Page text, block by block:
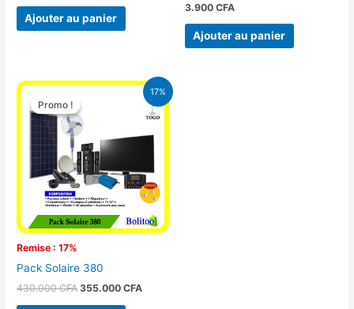
Ajouter au panier
3.900 CFA
Ajouter au panier
17%
Promo !
Remise : 17%
Promo !
Pack Solaire 380
430.000CFA
Le
initial
était :
430.000 CFA.
355.000CFA
Le
prix
actuel
355.000 CFA.